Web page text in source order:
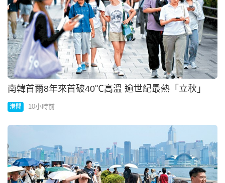
南韓首爾8年來首破40℃高溫 逾世紀最熱「立秋」
港聞 10小時前